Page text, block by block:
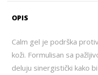
OPIS
Calm gel je podrška
koži. Formulisan sa
deluju sinergistički kako